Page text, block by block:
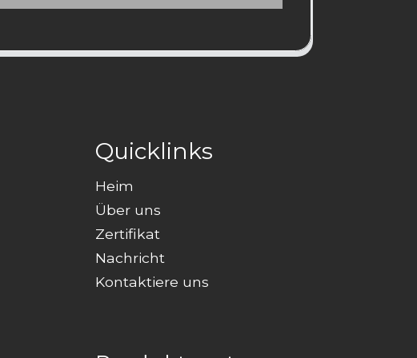
Quicklinks
Heim
Über uns
Zertifikat
Nachricht
Kontaktiere uns